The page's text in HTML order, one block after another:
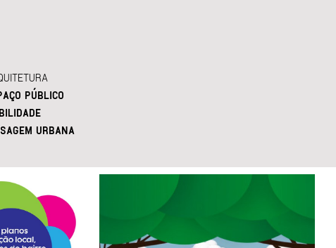
PÚBLICO
URBANA